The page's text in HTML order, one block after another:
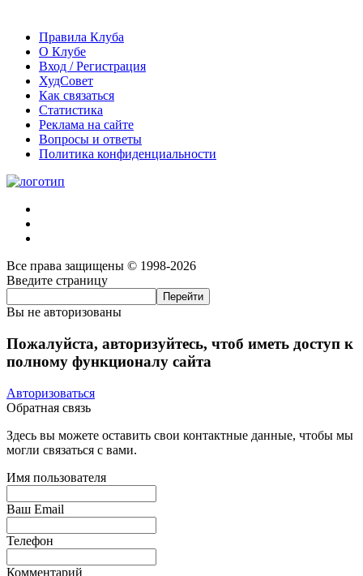
Правила Клуба
О Клубе
Вход / Регистрация
ХудСовет
Как связаться
Статистика
Реклама на сайте
Вопросы и ответы
Политика конфиденциальности
Все права защищены © 1998-2026
Введите страницу
Вы не авторизованы
Пожалуйста, авторизуйтесь, чтоб иметь доступ к
полному функционалу сайта
Авторизоваться
Обратная связь
Здесь вы можете оставить свои контактные данные, чтобы мы
могли связаться с вами.
Имя пользователя
Ваш Email
Телефон
Комментарий